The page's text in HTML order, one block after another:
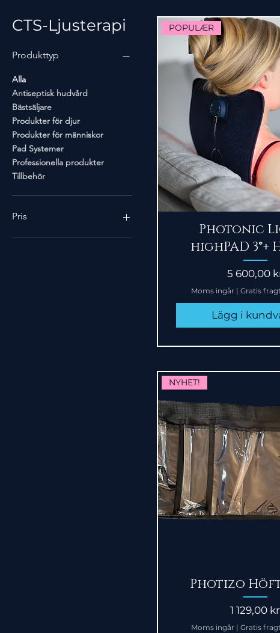
CTS-Ljusterapi
Produkttyp
Alla
Antiseptisk hudvård
Bästsäljare
Produkter för djur
Produkter för människor
Pad Systemer
Professionella produkter
Tillbehör
Pris
POPULÆR
Photonic
highPAD 3®+
Pris
5 600,00
Moms ingår| Gratis
Lägg i
NYHET!
Photizo
Pris
1 129,00 kr
Moms ingår| Gratis